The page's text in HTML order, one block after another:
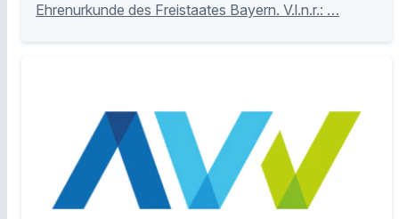
Ehrenurkunde des Freistaates Bayern. V.l.n.r.: …